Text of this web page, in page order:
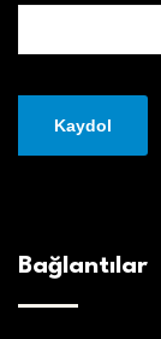
Bağlantılar